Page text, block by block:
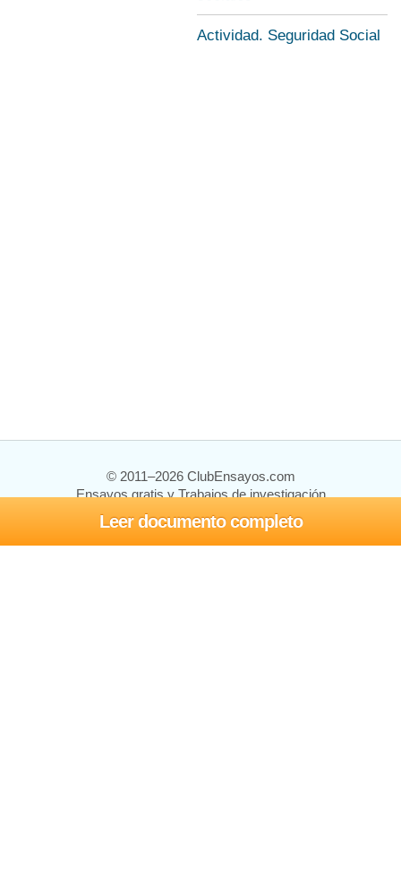
Leer documento completo
Actividad. Seguridad Social
© 2011–2026 ClubEnsayos.com
Ensayos gratis y Trabajos de investigación